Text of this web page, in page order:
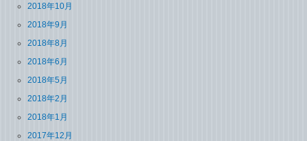
2018年10月
2018年9月
2018年8月
2018年6月
2018年5月
2018年2月
2018年1月
2017年12月